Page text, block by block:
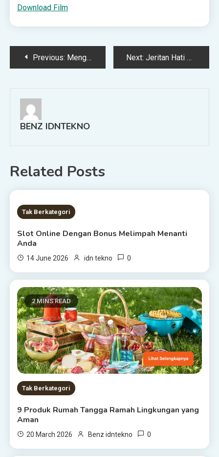
Download Film
PostPrevious: Mengapa Film Agak Laen 2 Ini Kuras Energi Penonton, Bukan Efek Box Office! Next: Jeritan Hati Korban Banjir Pulau Sumatera: Kalau Tidak Ada Makanan, Kirimkan Kami Kain Kafan Saja
BENZ IDNTEKNO
Related Posts
8 MINS READ
Tak Berkategori
Slot Online Dengan Bonus Melimpah Menanti
Anda
14 June 2026 idn tekno 0
2 MINS READ
Tak Berkategori
9 Produk Rumah Tangga Ramah Lingkungan yang
Aman
20 March 2026 Benz idntekno 0